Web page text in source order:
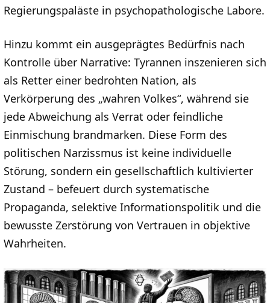
Regierungspaläste in psychopathologische Labore.
Hinzu kommt ein ausgeprägtes Bedürfnis nach
Kontrolle über Narrative: Tyrannen inszenieren sich
als Retter einer bedrohten Nation, als
Verkörperung des „wahren Volkes“, während sie
jede Abweichung als Verrat oder feindliche
Einmischung brandmarken. Diese Form des
politischen Narzissmus ist keine individuelle
Störung, sondern ein gesellschaftlich kultivierter
Zustand – befeuert durch systematische
Propaganda, selektive Informationspolitik und die
bewusste Zerstörung von Vertrauen in objektive
Wahrheiten.